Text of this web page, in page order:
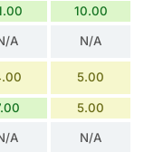
10.00
A N/A
5.00
5.00
A N/A